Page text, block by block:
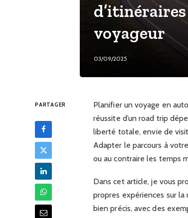
voyageur
03/09/2025
PARTAGER
Planifier un voyage en
réussite d’un road trip
liberté totale, envie de
Adapter le parcours à
ou au contraire les temps
Dans cet article, je vous
propres expériences sur
bien précis, avec des